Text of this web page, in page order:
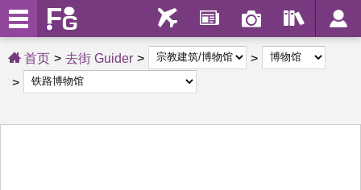
首页 去街 Guider